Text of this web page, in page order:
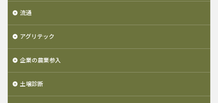
流通
アグリテック
企業の農業参入
土壌診断